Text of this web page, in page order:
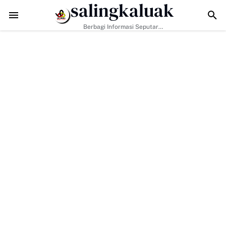
TMMD ke-129 Tak Hanya Bangun Jalan, Bekali Warga
salingkaluak
Berbagi Informasi Seputar